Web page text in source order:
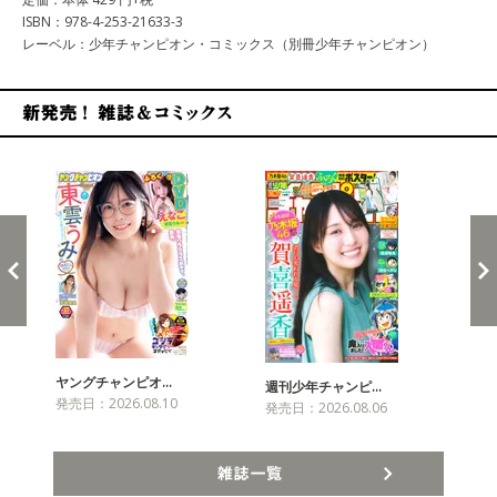
ISBN：978-4-253-21633-3
レーベル：少年チャンピオン・コミックス（別冊少年チャンピオン）
ヤングチャンピオ…
発売日：2026.08.10
週刊少年チャンピ…
発売日：2026.08.06